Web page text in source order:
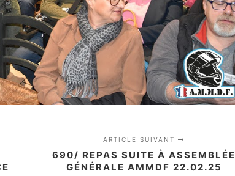
ARTICLE SUIVANT
690/ REPAS SUITE À ASSEMBLÉE
GÉNÉRALE AMMDF 22.02.25